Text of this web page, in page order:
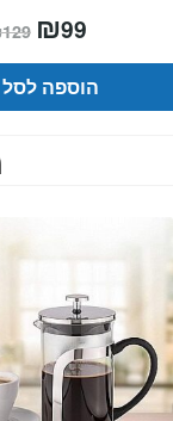
129 המחיר
המקורי
היה:
₪129.
₪99
הוא:
הוספה לסל